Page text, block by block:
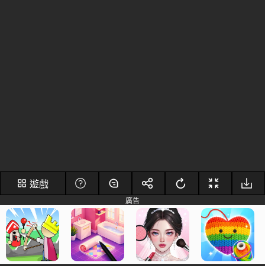
遊戲
廣告